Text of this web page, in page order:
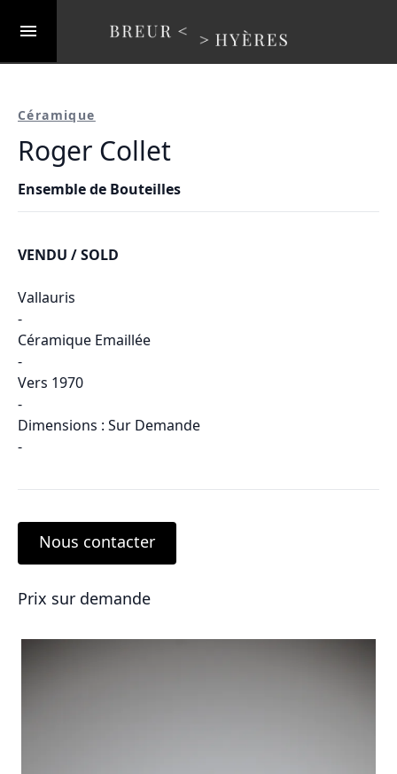
Céramique
Roger Collet
Ensemble de Bouteilles
VENDU / SOLD
Vallauris
-
Céramique Emaillée
-
Vers 1970
-
Dimensions : Sur Demande
-
Nous contacter
Prix sur demande